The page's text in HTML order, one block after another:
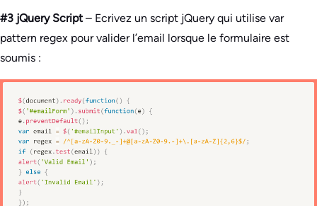
#3 jQuery Script – Ecrivez un script jQuery qui utilise var
pattern regex pour valider l’email lorsque le formulaire est
soumis :